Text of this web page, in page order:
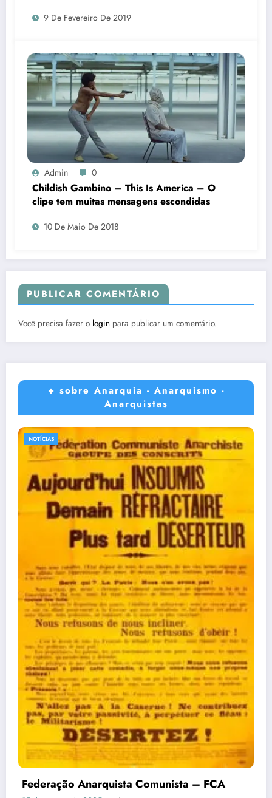
9 De Fevereiro De 2019
Admin 0
Childish Gambino – This Is America – O
clipe tem muitas mensagens escondidas
10 De Maio De 2018
PUBLICAR COMENTÁRIO
Você precisa fazer o login para publicar um comentário.
+ sobre Anarquia - Anarquismo -
Anarquistas
NOTÍCIAS
Federação Anarquista Comunista – FCA